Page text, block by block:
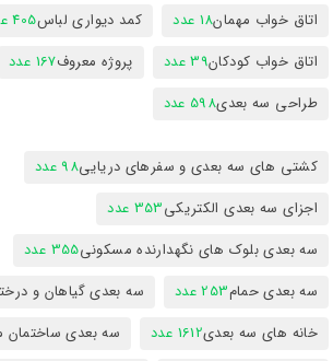
اتاق خواب مهمان18 عدد کمد دیواری لباس405 عدد
اتاق خواب کودکان39 عدد پروژه معروف167 عدد
طراحی سه بعدی598 عدد
کشتی های سه بعدی و سفرهای دریایی98 عدد
اجزای سه بعدی الکتریکی353 عدد
سه بعدی بلوک های نگهدارنده مسکونی355 عدد
سه بعدی حمام253 عدد سه بعدی گیاهان و
خانه های سه بعدی1612 عدد سه بعدی ساختمان